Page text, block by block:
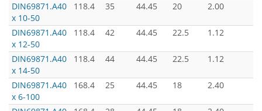
DIN69871.А40
х 10-50
118.4 35 44.45 20 2.00
DIN69871.А40
х 12-50
118.4 42 44.45 22.5 1.12
DIN69871.А40
х 14-50
118.4 44 44.45 22.5 1.12
DIN69871.А40
х 6-100
168.4 25 44.45 18 2.40